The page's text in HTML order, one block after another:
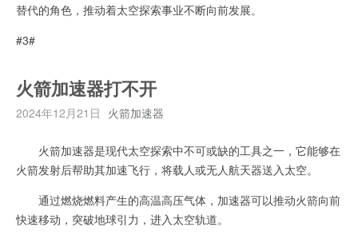
替代的角色，推动着太空探索事业不断向前发展。
#3#
火箭加速器打不开
2024年12月21日 火箭加速器
火箭加速器是现代太空探索中不可或缺的工具之一，它能够在
火箭发射后帮助其加速飞行，将载人或无人航天器送入太空。
通过燃烧燃料产生的高温高压气体，加速器可以推动火箭向前
快速移动，突破地球引力，进入太空轨道。